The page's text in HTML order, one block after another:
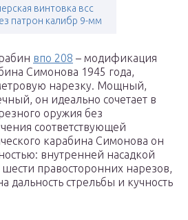
винтовка всс
патрон калибр 9-мм
впо 208 – модификация
Симонова 1945 года,
нарезку. Мощный,
он идеально сочетает в
оружия без
соответствующей
карабина Симонова он
внутренней насадкой
правосторонних нарезов,
дальность стрельбы и кучность